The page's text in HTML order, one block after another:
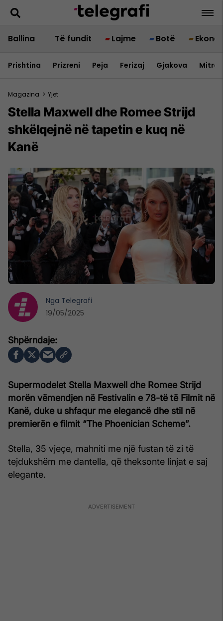
Ballina Të fundit Lajme Botë
Prishtina Prizreni Peja Ferizaj Gjakova
Magazina > Yjet
Stella Maxwell dhe Romee Strijd
shkëlqejnë në tapetin e kuq në
Kanë
Supermodelet Stella Maxwell dhe Romee Strijd
morën vëmendjen në Festivalin e 78-të të Filmit në
Kanë, duke u shfaqur me elegancë dhe stil në
premierën e filmit “The Phoenician Scheme”.
Stella, 35 vjeçe, mahniti me një fustan të zi të
tejdukshëm me dantella, që theksonte linjat e saj
elegante.
Nga Telegrafi
19/05/2025